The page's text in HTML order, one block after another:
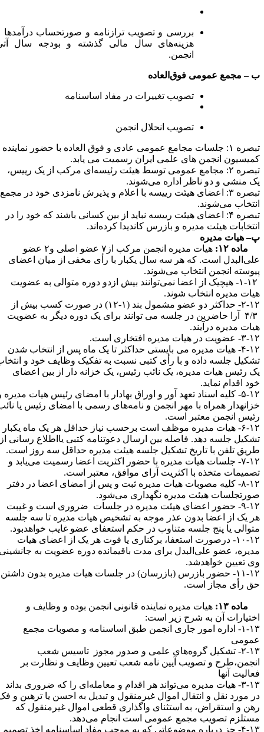
بررسی و تصویب ترازنامه و صورتحساب درآمدها و
هزینه‌های سال مالی گذشته و بودجه سال آتی
انجمن.
– مجمع عمومی فوق‌العاده
تصویب تغییرات در مفاد اساسنامه
تصویب انحلال انجمن
تبصره ۱: جلسات مجامع عمومی عادی و فوق العاده با حضور نماینده
انجمن های علمی ایران رسمیت می یابد.
تبصره ۲: مجامع عمومی توسط هیئت رئیسه‌ای مرکب از یک رییس،
منشی و دو ناظر اداره می‌شوند.
تبصره ۳: اعضای هیئت رییسه با اعلام و پذیرش نامزدی خود در مجمع
می‌شوند.
تبصره ۴: اعضای هیئت رییسه نباید از بین کسانی باشند که خود را در
هیئت مدیره و بازرس کاندیدا کرده‌اند.
هیات مدیره
ماده ۱۲:
هیات مدیره انجمن مرکب از۷ عضو اصلی و۲ عضو
است. که هر سه سال یکبار با رأی مخفی از میان اعضای
انجمن انتخاب می‌شوند.
۱-۱۲- هیچیک از اعضا نمی‌توانند بیش ازدو دوره متوالی به عضویت
مدیره انتخاب شوند.
۲-۱۲- حداکثر دو عضو مشمول بند (۱-۱۲) در صورت کسب بیش از
۴/۳ آرا حاضرین در جلسه می توانند برای یک دوره دیگر به عضویت
مدیره درآیند.
در هیات مدیره افتخاری است.
۴-۱۲- هیات مدیره می بایستی حداکثر تا یک ماه پس از انتخاب شدن
جلسه داده و با رأی کتبی نسبت به تفکیک وظایف خود و انتخاب
رئیس هیات مدیره، یک نائب رئیس، یک خزانه دار از بین اعضای
اقدام ‌نماید.
۵-۱۲- کلیه اسناد تعهد آور و اوراق بهادار با امضای رئیس هیات مدیره و
همراه با مهر انجمن و نامه‌های رسمی با امضای رئیس یا نائب
انجمن معتبر است.
۶-۱۲- هیات مدیره موظف است برحسب نیاز حداقل هر یک ماه یکبار
جلسه دهد. فاصله بین ارسال دعوتنامه کتبی یااطلاع رسانی از
تلفن با تاریخ تشکیل جلسه هیئت مدیره حداقل سه روز است.
۷-۱۲- جلسات هیات مدیره با حضور اکثریت اعضا رسمیت می‌یابد و
متخذه با اکثریت آرای موافق، معتبر است.
۸-۱۲- کلیه مصوبات هیات مدیره ثبت و پس از امضای اعضا در دفتر
هیئت مدیره نگهداری می‌شود.
۹-۱۲- حضور اعضای هیئت مدیره در جلسات ضروری است و غیبت
یک از اعضا بدون عذر موجه به تشخیص هیات مدیره تا سه جلسه
یا پنج جلسه متناوب در حکم استعفای عضو غایب خواهدبود.
۱۰-۱۲- درصورت استعفا، برکناری یا فوت هر یک از اعضای هیات
عضو علی‌البدل برای مدت باقیمانده دوره عضویت به جانشینی
تعیین خواهدشد.
۱۱-۱۲- حضور بازرس (بازرسان) در جلسات هیات مدیره بدون داشتن
رأی مجاز است.
ماده ۱۳:
هیات مدیره نماینده قانونی انجمن بوده و وظایف و
آن به شرح زیر است:
۱-۱۳- اداره امور جاری انجمن طبق اساسنامه و مصوبات مجمع
۲-۱۳- تشکیل گروه‌های علمی و صدور مجوز تاسیس شعب
و تصویب آیین نامه شعب تعیین وظایف و نظارت بر
آنها
۳-۱۳- هیات مدیره می‌تواند هر اقدام و معامله‌ای را که ضروری بداند
مورد نقل و انتقال اموال غیرمنقول و تبدیل به احسن یا ترهین و فک
و استقراض، به استثنای واگذاری قطعی اموال غیرمنقول که
تصویب مجمع عمومی است انجام می‌دهد.
۴-۱۳- جز درباره موضوعاتی که به موجب مفاد اساسنامه اخذ تصمیم